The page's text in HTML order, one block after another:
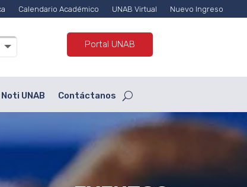
Calendario Académico UNAB Virtual Nuevo Ingreso
Portal UNAB
Noti UNAB Contáctanos